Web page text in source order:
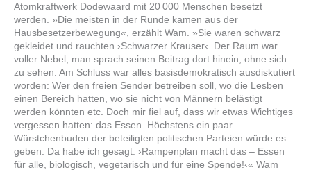
Atomkraftwerk Dodewaard mit 20 000 Menschen besetzt
werden. »Die meisten in der Runde kamen aus der
Hausbesetzerbewegung«, erzählt Wam. »Sie waren schwarz
gekleidet und rauchten ›Schwarzer Krauser‹. Der Raum war
voller Nebel, man sprach seinen Beitrag dort hinein, ohne sich
zu sehen. Am Schluss war alles basisdemokratisch ausdiskutiert
worden: Wer den freien Sender betreiben soll, wo die Lesben
einen Bereich hatten, wo sie nicht von Männern belästigt
werden könnten etc. Doch mir fiel auf, dass wir etwas Wichtiges
vergessen hatten: das Essen. Höchstens ein paar
Würstchenbuden der beteiligten politischen Parteien würde es
geben. Da habe ich gesagt: ›Rampenplan macht das – Essen
für alle, biologisch, vegetarisch und für eine Spende!‹« Wam